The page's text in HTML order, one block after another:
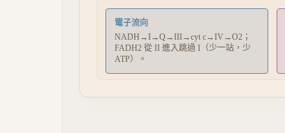
電子流向
NADH→I→Q→III→cyt c→IV→O2；
FADH2 從 II 進入跳過 I（少一站，少
ATP）。